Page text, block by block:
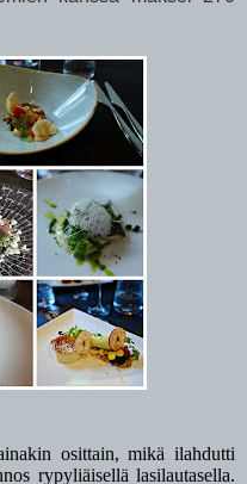
osittain, mikä ilahdutti
rypyliäisellä lasilautasella.